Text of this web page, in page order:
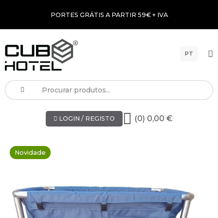
PORTES GRÁTIS A PARTIR 59€ + IVA
PT
LOGIN / REGISTO (0) 0,00 €
Novidade